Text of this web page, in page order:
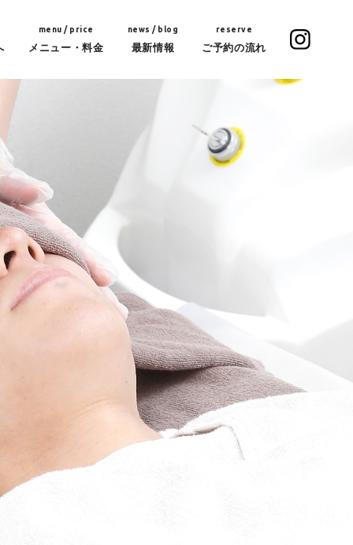
menu / price
メニュー・料金
news / blog
最新情報
reserve
ご予約の流れ